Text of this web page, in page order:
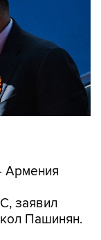
Армения
заявил
Пашинян.